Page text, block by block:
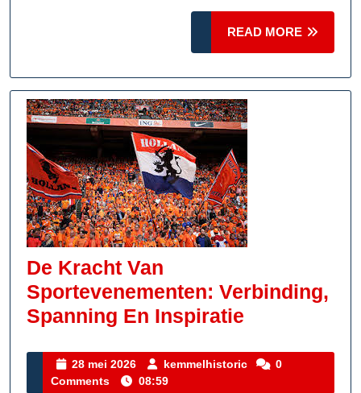
Voor
READ MORE
MORE
De Kracht Van
Sportevenementen: Verbinding,
Spanning En Inspiratie
Van
28 mei 2026
28
mei
kemmelhistoric kemmelhistoric
0
Comments
08:59